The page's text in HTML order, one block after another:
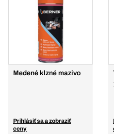
Medené klzné mazivo
Prihlásiť sa a zobraziť
ceny